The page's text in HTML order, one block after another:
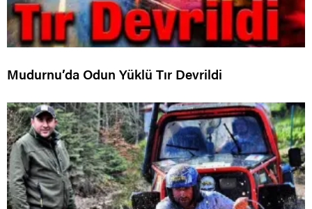
Mudurnu’da Odun Yüklü Tır Devrildi